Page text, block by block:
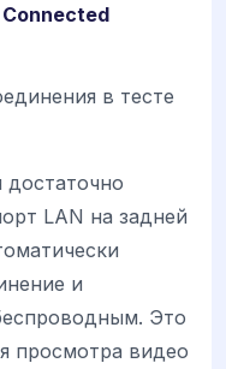
Connected
в тесте
достаточно
LAN на задней
и
Это
просмотра видео